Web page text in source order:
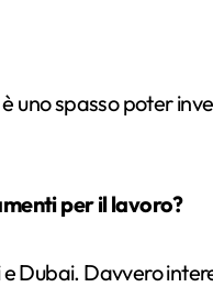
uno spasso poter
per il lavoro?
Dubai. Davvero